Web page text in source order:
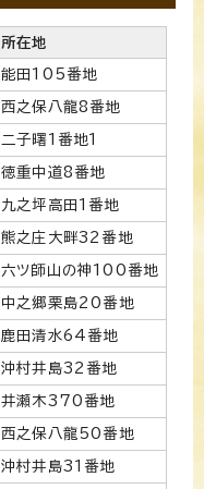
所在地
能田105番地
西之保八龍8番地
二子曙1番地1
徳重中道8番地
九之坪高田1番地
熊之庄大畔32番地
六ツ師山の神100番地
中之郷栗島20番地
鹿田清水64番地
沖村井島32番地
井瀬木370番地
西之保八龍50番地
沖村井島31番地